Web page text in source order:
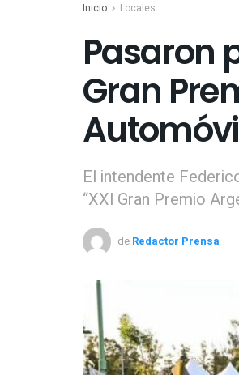
Inicio Locales
Pasaron
Gran
El intendente
“XXl Gran Premio
de Redactor Prensa